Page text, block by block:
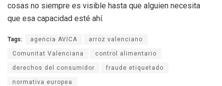
cosas no siempre es visible hasta que alguien necesita
que esa capacidad esté ahí.
Tags: agencia AVICA arroz valenciano
Comunitat Valenciana control alimentario
derechos del consumidor fraude etiquetado
normativa europea